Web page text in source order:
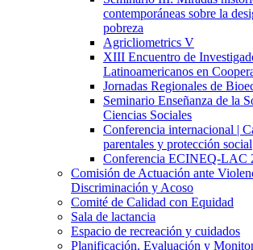
contemporáneas sobre la
pobreza
Agricliometrics V
XIII Encuentro de
Latinoamericanos en
Jornadas Regionales de
Seminario Enseñanza de la
Ciencias Sociales
Conferencia internacional |
parentales y protección social
Conferencia ECINEQ-LAC
Comisión de Actuación ante
Discriminación y Acoso
Comité de Calidad con Equidad
Sala de lactancia
Espacio de recreación y cuidados
Planificación, Evaluación y